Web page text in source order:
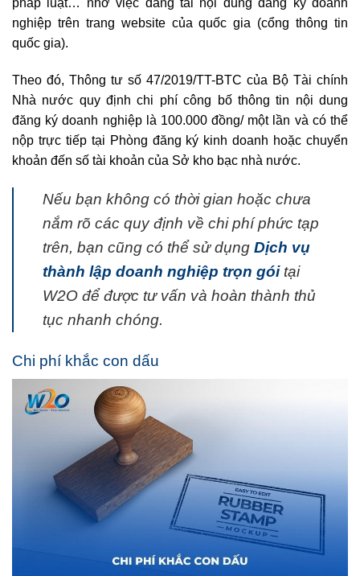
pháp luật… nhờ việc đăng tải nội dung đăng ký doanh
nghiệp trên trang website của quốc gia (cổng thông tin
quốc gia).
Theo đó, Thông tư số 47/2019/TT-BTC của Bộ Tài chính
Nhà nước quy định chi phí công bố thông tin nội dung
đăng ký doanh nghiệp là 100.000 đồng/ một lần và có thể
nộp trực tiếp tại Phòng đăng ký kinh doanh hoặc chuyển
khoản đến số tài khoản của Sở kho bạc nhà nước.
Nếu bạn không có thời gian hoặc chưa
nắm rõ các quy định về chi phí phức tạp
trên, bạn cũng có thể sử dụng Dịch vụ
thành lập doanh nghiệp trọn gói tại
W2O để được tư vấn và hoàn thành thủ
tục nhanh chóng.
Chi phí khắc con dấu